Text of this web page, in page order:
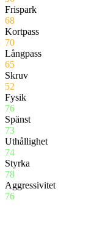
Frispark
68
Kortpass
70
Långpass
65
Skruv
52
Fysik
76
Spänst
73
Uthållighet
74
Styrka
78
Aggressivitet
76